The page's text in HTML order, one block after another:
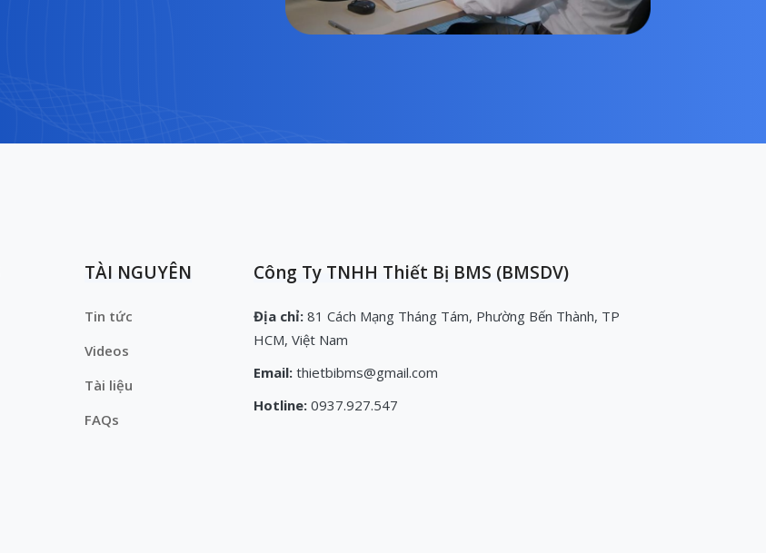
TÀI NGUYÊN
Tin tức
Videos
Tài liệu
FAQs
Công Ty TNHH Thiết Bị BMS (BMSDV)
Địa chỉ: 81 Cách Mạng Tháng Tám, Phường Bến Thành, TP
HCM, Việt Nam
Email: thietbibms@gmail.com
Hotline: 0937.927.547